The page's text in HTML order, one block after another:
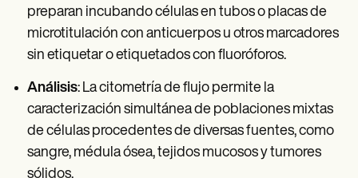
preparan incubando células en tubos o placas de
microtitulación con anticuerpos u otros marcadores
sin etiquetar o etiquetados con fluoróforos.
Análisis: La citometría de flujo permite la
caracterización simultánea de poblaciones mixtas
de células procedentes de diversas fuentes, como
sangre, médula ósea, tejidos mucosos y tumores
sólidos.